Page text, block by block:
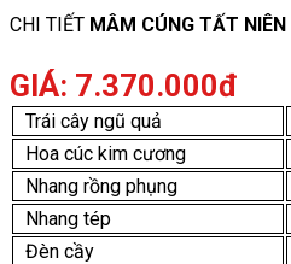
CHI TIẾT MÂM CÚNG TẤT NIÊN
GIÁ: 7.370.000đ
Trái cây ngũ quả
Hoa cúc kim cương
Nhang rồng phụng
Nhang tép
Đèn cầy